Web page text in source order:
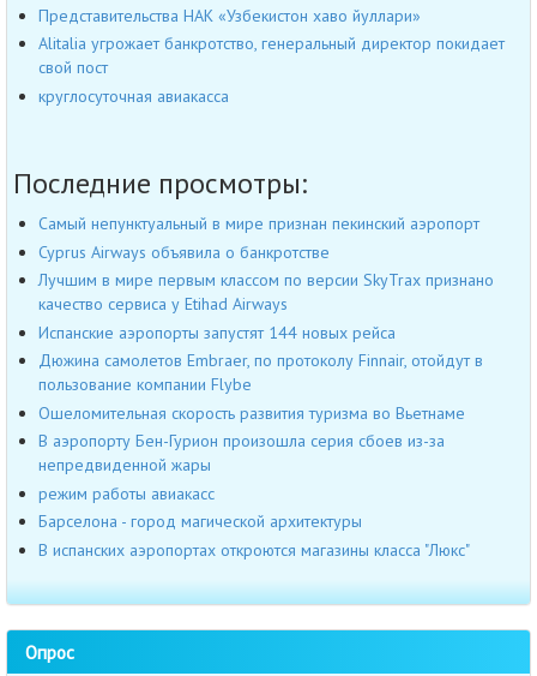
Представительства НАК «Узбекистон хаво йуллари»
Alitalia угрожает банкротство, генеральный директор покидает
свой пост
круглосуточная авиакасса
Последние просмотры:
Cамый непунктуальный в мире признан пекинский аэропорт
Cyprus Airways объявила о банкротстве
Лучшим в мире первым классом по версии SkyTrax признано
качество сервиса у Etihad Airways
Испанские аэропорты запустят 144 новых рейса
Дюжина самолетов Embraer, по протоколу Finnair, отойдут в
пользование компании Flybe
Ошеломительная скорость развития туризма во Вьетнаме
В аэропорту Бен-Гурион произошла серия сбоев из-за
непредвиденной жары
режим работы авиакасс
Барселона - город магической архитектуры
В испанских аэропортах откроются магазины класса "Люкс"
Опрос